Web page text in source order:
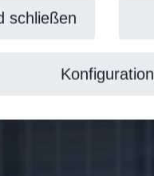
schließen
Konfiguration